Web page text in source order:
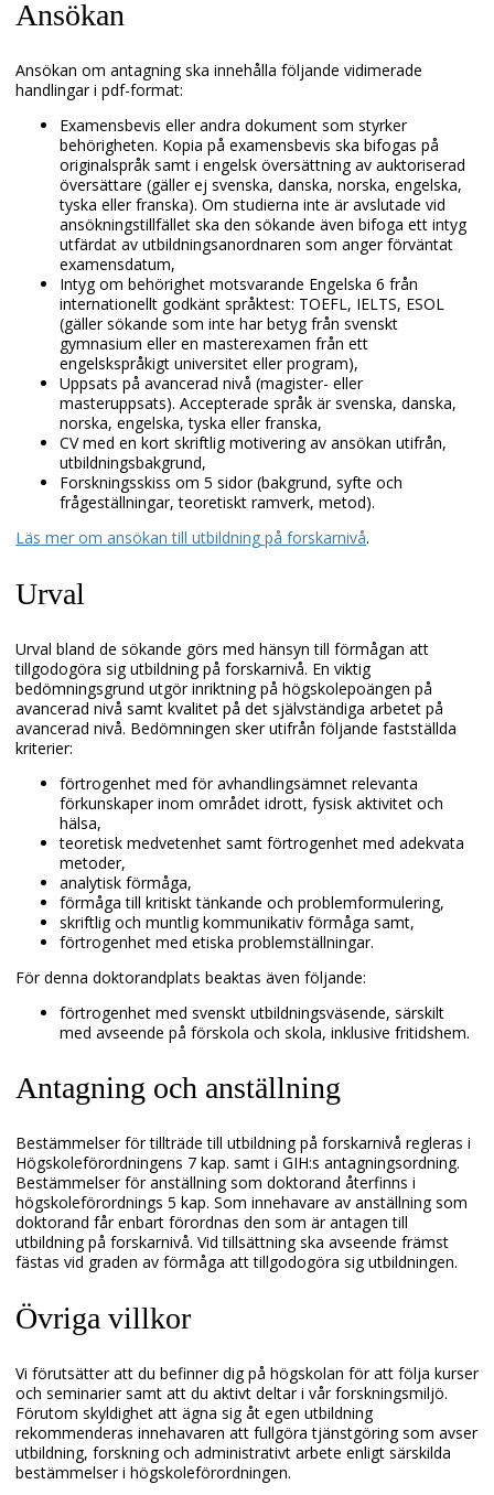
Ansökan
Ansökan om antagning ska innehålla följande vidimerade
handlingar i pdf-format:
Examensbevis eller andra dokument som styrker
behörigheten. Kopia på examensbevis ska bifogas på
originalspråk samt i engelsk översättning av auktoriserad
översättare (gäller ej svenska, danska, norska, engelska,
tyska eller franska). Om studierna inte är avslutade vid
ansökningstillfället ska den sökande även bifoga ett intyg
utfärdat av utbildningsanordnaren som anger förväntat
examensdatum,
Intyg om behörighet motsvarande Engelska 6 från
internationellt godkänt språktest: TOEFL, IELTS, ESOL
(gäller sökande som inte har betyg från svenskt
gymnasium eller en masterexamen från ett
engelskspråkigt universitet eller program),
Uppsats på avancerad nivå (magister- eller
masteruppsats). Accepterade språk är svenska, danska,
norska, engelska, tyska eller franska,
CV med en kort skriftlig motivering av ansökan utifrån,
utbildningsbakgrund,
Forskningsskiss om 5 sidor (bakgrund, syfte och
frågeställningar, teoretiskt ramverk, metod).
Läs mer om ansökan till utbildning på forskarnivå.
Urval
Urval bland de sökande görs med hänsyn till förmågan att
tillgodogöra sig utbildning på forskarnivå. En viktig
bedömningsgrund utgör inriktning på högskolepoängen på
avancerad nivå samt kvalitet på det självständiga arbetet på
avancerad nivå. Bedömningen sker utifrån följande fastställda
kriterier:
förtrogenhet med för avhandlingsämnet relevanta
förkunskaper inom området idrott, fysisk aktivitet och
hälsa,
teoretisk medvetenhet samt förtrogenhet med adekvata
metoder,
analytisk förmåga,
förmåga till kritiskt tänkande och problemformulering,
skriftlig och muntlig kommunikativ förmåga samt,
förtrogenhet med etiska problemställningar.
För denna doktorandplats beaktas även följande:
förtrogenhet med svenskt utbildningsväsende, särskilt
med avseende på förskola och skola, inklusive fritidshem.
Antagning och anställning
Bestämmelser för tillträde till utbildning på forskarnivå regleras i
Högskoleförordningens 7 kap. samt i GIH:s antagningsordning.
Bestämmelser för anställning som doktorand återfinns i
högskoleförordnings 5 kap. Som innehavare av anställning som
doktorand får enbart förordnas den som är antagen till
utbildning på forskarnivå. Vid tillsättning ska avseende främst
fästas vid graden av förmåga att tillgodogöra sig utbildningen.
Övriga villkor
Vi förutsätter att du befinner dig på högskolan för att följa kurser
och seminarier samt att du aktivt deltar i vår forskningsmiljö.
Förutom skyldighet att ägna sig åt egen utbildning
rekommenderas innehavaren att fullgöra tjänstgöring som avser
utbildning, forskning och administrativt arbete enligt särskilda
bestämmelser i högskoleförordningen.